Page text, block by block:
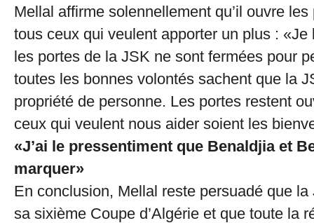
Mellal affirme solennellement qu’il ouvre
tous ceux qui veulent apporter un plus : «Je
les portes de la JSK ne sont fermées pour
toutes les bonnes volontés sachent que la
propriété de personne. Les portes restent
ceux qui veulent nous aider soient les
«J’ai le pressentiment que Benaldjia et
marquer»
En conclusion, Mellal reste persuadé que
sa sixième Coupe d’Algérie et que toute la